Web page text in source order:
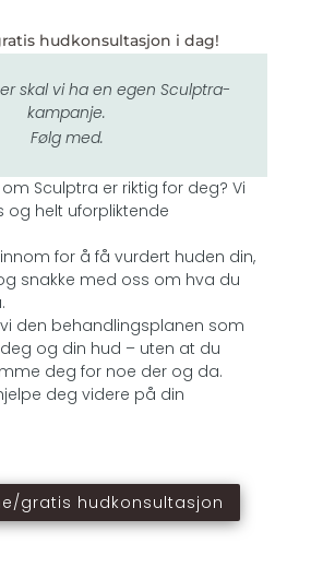
hudkonsultasjon i dag!
skal vi ha en egen Sculptra-
kampanje.
Følg med.
Sculptra er riktig for deg? Vi
og helt uforpliktende
for å få vurdert huden din,
snakke med oss om hva du
den behandlingsplanen som
og din hud – uten at du
deg for noe der og da.
deg videre på din
gratis hudkonsultasjon